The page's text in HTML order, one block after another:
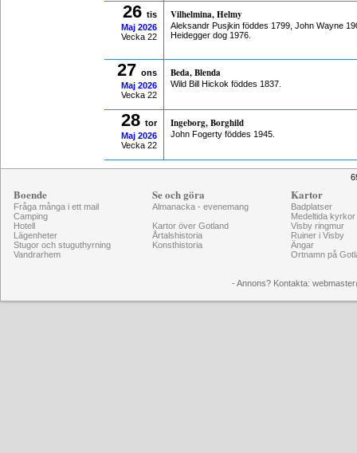
26 tis
Maj 2026
Vecka 22
Vilhelmina, Helmy
Aleksandr Pusjkin föddes 1799, John Wayne
Heidegger dog 1976.
27 ons
Maj 2026
Vecka 22
Beda, Blenda
Wild Bill Hickok föddes 1837.
28 tor
Maj 2026
Vecka 22
Ingeborg, Borghild
John Fogerty föddes 1945.
Boende
Fråga många i ett mail
Camping
Hotell
Lägenheter
Stugor och stuguthyrning
Vandrarhem
Se och göra
Almanacka - evenemang
Kartor över Gotland
Årtalshistoria
Konsthistoria
Kartor
Badplatser
Medeltida kyrkor
Visby ringmur
Ruiner i Visby
Ängar
Ortnamn på
- Annons? Kontakta: